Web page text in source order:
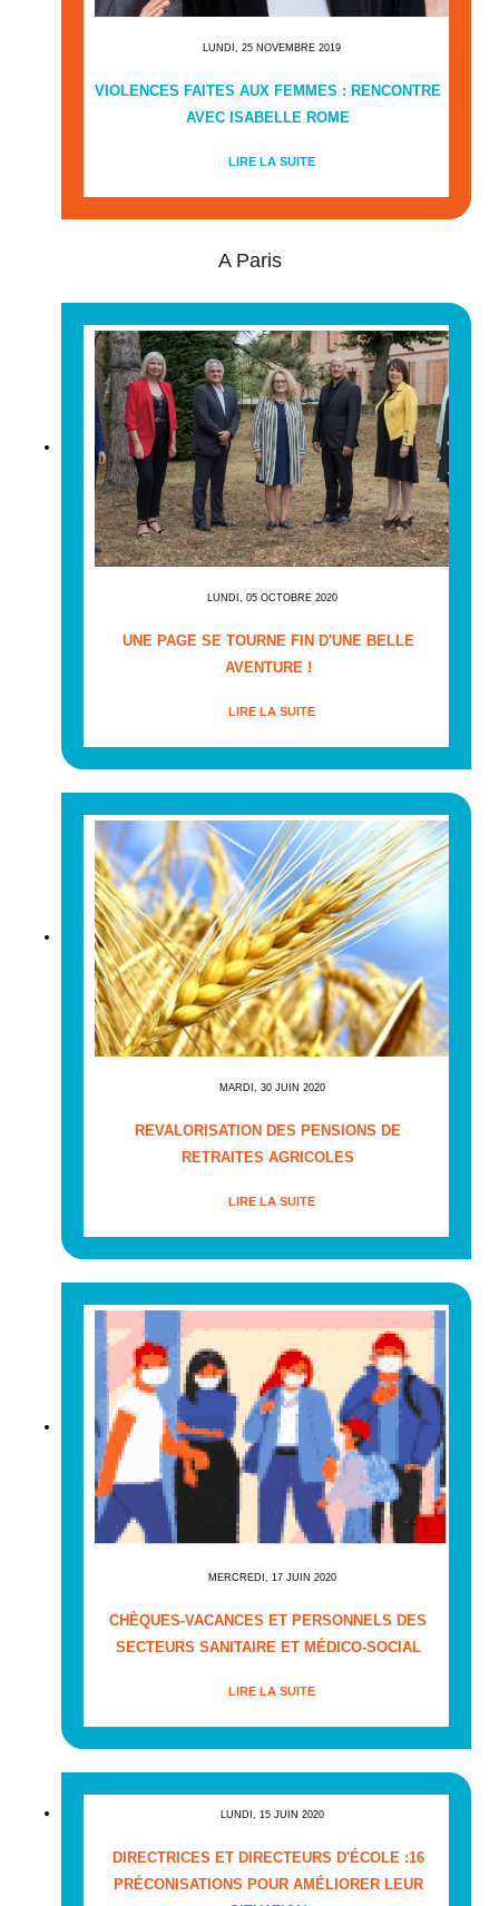
LUNDI, 25 NOVEMBRE 2019
VIOLENCES FAITES AUX FEMMES : RENCONTRE
AVEC ISABELLE ROME
LIRE LA SUITE
A Paris
LUNDI, 05 OCTOBRE 2020
UNE PAGE SE TOURNE FIN D'UNE BELLE
AVENTURE !
LIRE LA SUITE
MARDI, 30 JUIN 2020
REVALORISATION DES PENSIONS DE
RETRAITES AGRICOLES
LIRE LA SUITE
MERCREDI, 17 JUIN 2020
CHÈQUES-VACANCES ET PERSONNELS DES
SECTEURS SANITAIRE ET MÉDICO-SOCIAL
LIRE LA SUITE
LUNDI, 15 JUIN 2020
DIRECTRICES ET DIRECTEURS D'ÉCOLE :16
PRÉCONISATIONS POUR AMÉLIORER LEUR